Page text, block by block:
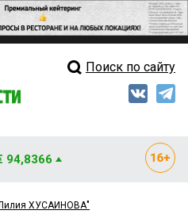
Свежий выпуск
Мнения
Поиск по сайту
94,8366
ХУСАИНОВА"